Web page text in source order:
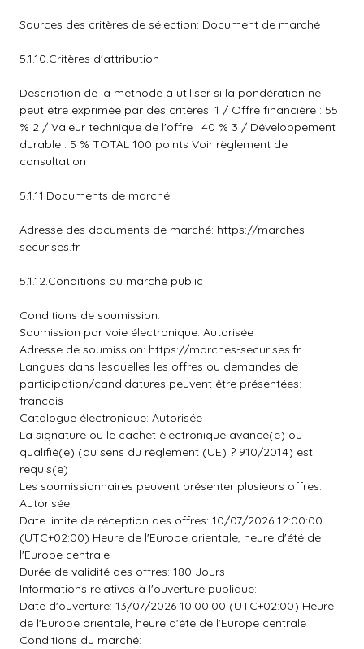
Sources des critères de sélection: Document de marché
5.1.10.Critères d'attribution
Description de la méthode à utiliser si la pondération ne
peut être exprimée par des critères: 1 / Offre financière : 55
% 2 / Valeur technique de l'offre : 40 % 3 / Développement
durable : 5 % TOTAL 100 points Voir règlement de
consultation
5.1.11.Documents de marché
Adresse des documents de marché: https://marches-
securises.fr.
5.1.12.Conditions du marché public
Conditions de soumission:
Soumission par voie électronique: Autorisée
Adresse de soumission: https://marches-securises.fr.
Langues dans lesquelles les offres ou demandes de
participation/candidatures peuvent être présentées:
francais
Catalogue électronique: Autorisée
La signature ou le cachet électronique avancé(e) ou
qualifié(e) (au sens du règlement (UE) ? 910/2014) est
requis(e)
Les soumissionnaires peuvent présenter plusieurs offres:
Autorisée
Date limite de réception des offres: 10/07/2026 12:00:00
(UTC+02:00) Heure de l'Europe orientale, heure d'été de
l'Europe centrale
Durée de validité des offres: 180 Jours
Informations relatives à l'ouverture publique:
Date d'ouverture: 13/07/2026 10:00:00 (UTC+02:00) Heure
de l'Europe orientale, heure d'été de l'Europe centrale
Conditions du marché: